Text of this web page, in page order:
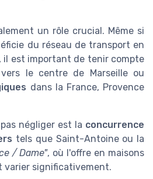
un rôle crucial. Même si
du réseau de transport en
il est important de tenir compte
le centre de Marseille ou
dans la France, Provence
négliger est la concurrence
tels que Saint-Antoine ou la
/ Dame", où l'offre en maisons
varier significativement.